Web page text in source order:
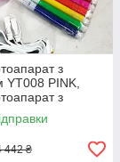
з
YT008 PINK,
з
друком
CO-72
442 ₴